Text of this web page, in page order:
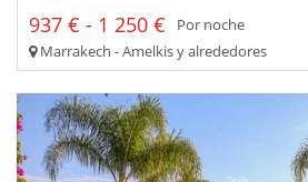
937 € - 1 250 €
Por noche
Marrakech - Amelkis y alrededores